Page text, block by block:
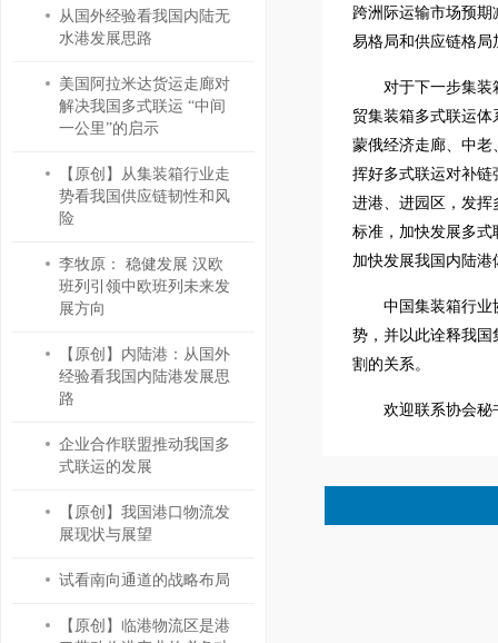
从国外经验看我国内陆无
水港发展思路
美国阿拉米达货运走廊对
解决我国多式联运 “中间
一公里”的启示
【原创】从集装箱行业走
势看我国供应链韧性和风
险
李牧原： 稳健发展 汉欧
班列引领中欧班列未来发
展方向
【原创】内陆港：从国外
经验看我国内陆港发展思
路
企业合作联盟推动我国多
式联运的发展
【原创】我国港口物流发
展现状与展望
试看南向通道的战略布局
【原创】临港物流区是港
跨洲际运输市场预
易格局和供应链格局
对于下一步集装
贸集装箱多式联运
蒙俄经济走廊、中
挥好多式联运对补
进港、进园区，发挥
标准，加快发展多式
加快发展我国内陆
中国集装箱行业
势，并以此诠释我
割的关系。
欢迎联系协会秘